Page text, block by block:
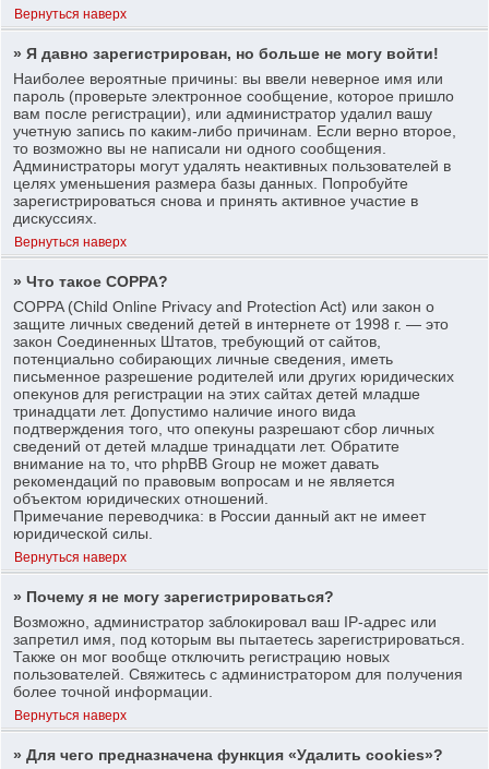
Вернуться наверх
» Я давно зарегистрирован, но больше не могу войти!
Наиболее вероятные причины: вы ввели неверное имя или
пароль (проверьте электронное сообщение, которое пришло
вам после регистрации), или администратор удалил вашу
учетную запись по каким-либо причинам. Если верно второе,
то возможно вы не написали ни одного сообщения.
Администраторы могут удалять неактивных пользователей в
целях уменьшения размера базы данных. Попробуйте
зарегистрироваться снова и принять активное участие в
дискуссиях.
Вернуться наверх
» Что такое COPPA?
COPPA (Child Online Privacy and Protection Act) или закон о
защите личных сведений детей в интернете от 1998 г. — это
закон Соединенных Штатов, требующий от сайтов,
потенциально собирающих личные сведения, иметь
письменное разрешение родителей или других юридических
опекунов для регистрации на этих сайтах детей младше
тринадцати лет. Допустимо наличие иного вида
подтверждения того, что опекуны разрешают сбор личных
сведений от детей младше тринадцати лет. Обратите
внимание на то, что phpBB Group не может давать
рекомендаций по правовым вопросам и не является
объектом юридических отношений.
Примечание переводчика: в России данный акт не имеет
юридической силы.
Вернуться наверх
» Почему я не могу зарегистрироваться?
Возможно, администратор заблокировал ваш IP-адрес или
запретил имя, под которым вы пытаетесь зарегистрироваться.
Также он мог вообще отключить регистрацию новых
пользователей. Свяжитесь с администратором для получения
более точной информации.
Вернуться наверх
» Для чего предназначена функция «Удалить cookies»?